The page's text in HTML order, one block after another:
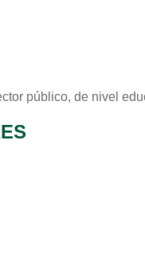
público, de nivel